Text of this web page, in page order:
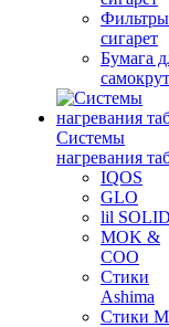
сигарет
Бумага
Системы
нагревания
IQOS
GLO
lil SOLID
MOK &
COO
Стики
Ashima
Стики